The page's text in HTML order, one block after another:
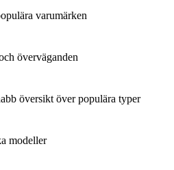
varumärken
överväganden
översikt över populära typer
modeller